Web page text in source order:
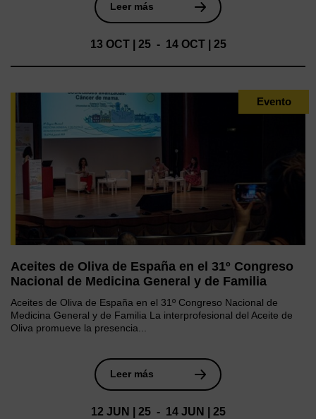
Leer más
13 OCT | 25 - 14 OCT | 25
Evento
Aceites de Oliva de España en el 31º Congreso
Nacional de Medicina General y de Familia
Aceites de Oliva de España en el 31º Congreso Nacional de
Medicina General y de Familia La interprofesional del Aceite de
Oliva promueve la presencia...
Leer más
12 JUN | 25 - 14 JUN | 25